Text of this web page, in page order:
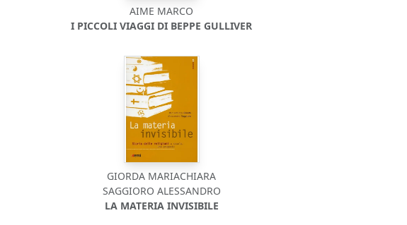
AIME MARCO
I PICCOLI VIAGGI DI BEPPE GULLIVER
GIORDA MARIACHIARA
SAGGIORO ALESSANDRO
LA MATERIA INVISIBILE